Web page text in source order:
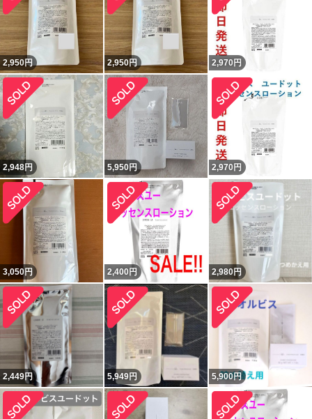
2,950円 2,950円 2,970 円
2,948円 5,950円 2,970 円
3,050円 2,400 円 2,980円
2,449円 5,949円 5,900円